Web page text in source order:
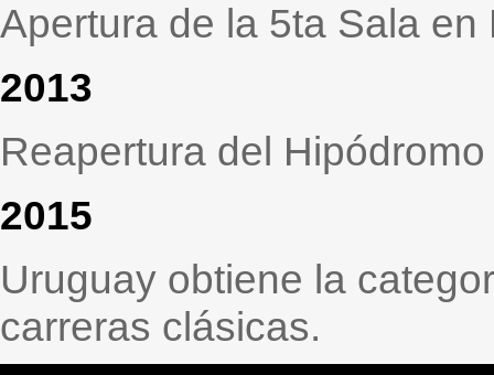
Apertura de la 5ta Sala en
2013
Reapertura del
2015
Uruguay obtiene la
carreras clásicas.